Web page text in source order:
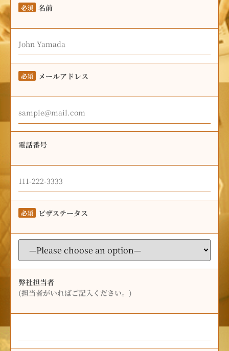
必須 名前
必須 メールアドレス
電話番号
必須 ビザステータス
弊社担当者
(担当者がいればご記入ください。)